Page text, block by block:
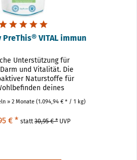
PreThis® VITAL immun
Unterstützung für
und Vitalität. Die
Naturstoffe für
deines
widerstandsfähiges
eine
Darmflora, eine
Leberfunktion und ein
» 2 Monate(1.094,94 € * / 1 kg)
€ * statt30,95 € * UVP